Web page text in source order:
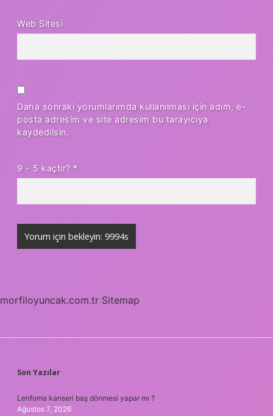
Web Sitesi
Daha sonraki yorumlarımda kullanılması için adım, e-
posta adresim ve site adresim bu tarayıcıya
kaydedilsin.
9 - 5 kaçtır? *
morfiloyuncak.com.tr Sitemap
SIDEBAR
Son Yazılar
Lenfoma kanseri baş dönmesi yapar mı ?
Ağustos 7, 2026